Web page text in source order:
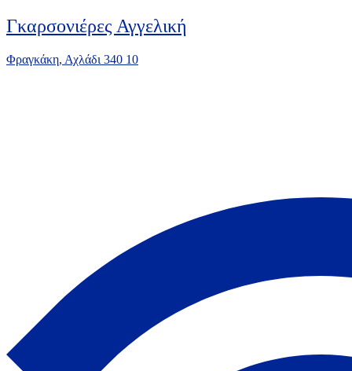
Γκαρσονιέρες Αγγελική
Φραγκάκη, Αχλάδι 340 10